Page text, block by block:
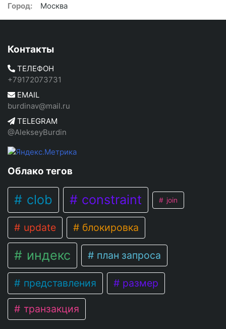
Город: Москва
Контакты
ТЕЛЕФОН
+79172073731
EMAIL
burdinav@mail.ru
TELEGRAM
@AlekseyBurdin
Облако тегов
clob constraint join
update блокировка
индекс план запроса
представления размер
транзакция